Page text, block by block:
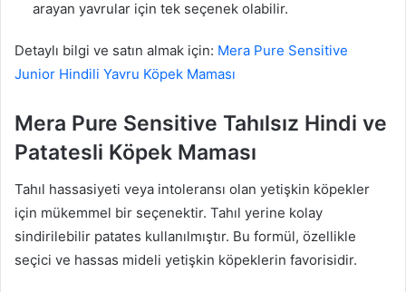
arayan yavrular için tek seçenek olabilir.
Detaylı bilgi ve satın almak için: Mera Pure Sensitive
Junior Hindili Yavru Köpek Maması
Mera Pure Sensitive Tahılsız Hindi ve
Patatesli Köpek Maması
Tahıl hassasiyeti veya intoleransı olan yetişkin köpekler
için mükemmel bir seçenektir. Tahıl yerine kolay
sindirilebilir patates kullanılmıştır. Bu formül, özellikle
seçici ve hassas mideli yetişkin köpeklerin favorisidir.